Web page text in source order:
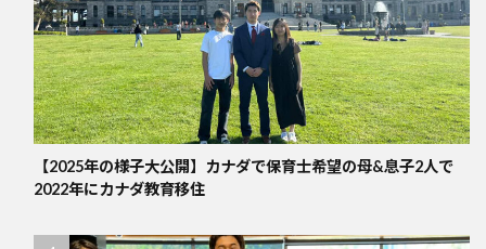
【2025年の様子大公開】カナダで保育士希望の母&息子2人で
2022年にカナダ教育移住